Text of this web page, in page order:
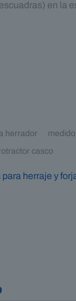
en la
herrador
casco
herraje y